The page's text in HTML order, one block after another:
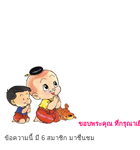
ขอบพระคุณ ที่กรุณาเ
ข้อความนี้ มี 6 สมาชิก มาชื่นชม